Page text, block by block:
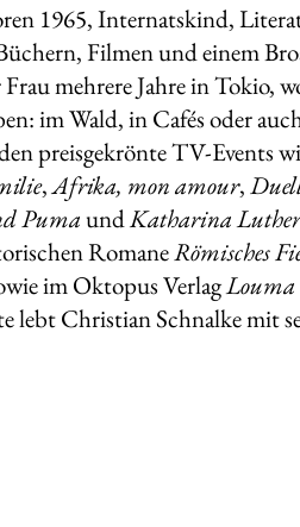
1965, Internatskind,
Filmen und einem
mehrere Jahre in Tokio,
im Wald, in Cafés oder
preisgekrönte TV-Events
,Afrika, mon amour,
PumaundKatharina
RomaneRömisches
im Oktopus VerlagLouma
lebt Christian Schnalke mit